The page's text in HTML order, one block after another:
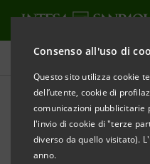
Consenso all'uso di
Questo sito utilizza cookie
dell’utente, cookie di
comunicazioni pubblicitarie
l'invio di cookie di "terze
diverso da quello visitato).
anno.
Tutte le news
Imprese
Persone e